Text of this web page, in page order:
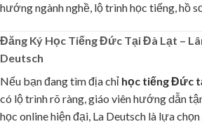
hướng ngành nghề, lộ trình học tiếng, hồ
Đăng Ký Học Tiếng Đức Tại Đà Lạt –
Deutsch
Nếu bạn đang tìm địa chỉ học tiếng Đức
có lộ trình rõ ràng, giáo viên hướng dẫn
học online hiện đại, La Deutsch là lựa